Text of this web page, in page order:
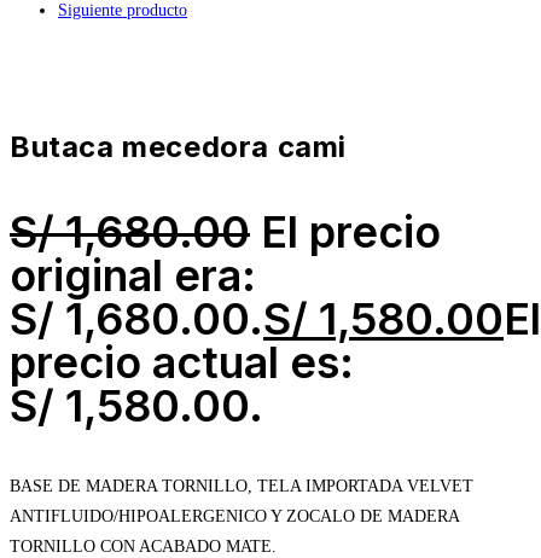
Siguiente producto
butaca mecedora cami
S/1,680.00 El precio
original era:
S/ 1,680.00.S/ 1,580.00El
precio actual es:
S/ 1,580.00.
BASE DE MADERA TORNILLO, TELA IMPORTADA VELVET
ANTIFLUIDO/HIPOALERGENICO Y ZOCALO DE MADERA
TORNILLO CON ACABADO MATE.